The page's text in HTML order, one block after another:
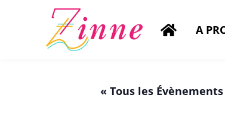
A
« Tous les Évènements